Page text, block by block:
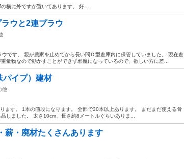
の横に外ですが置いてあります。 好…
ウと2連プラウ
です。 親が農家を止めてから長い間Ｄ型倉庫内に保管していました。 現在倉
量物なので動かすことができず邪魔になっているので、欲しい方に差...
パイプ）建材
他
ます。 1本の値段になります。 全部で30本以上あります。 まだまだ使える骨
しました。 太さ10cm、長さ約8メートルぐらいありま...
薪・廃材たくさんあります